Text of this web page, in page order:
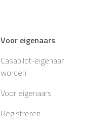
Voor eigenaars
Casapilot-eigenaar
worden
Voor eigenaars
Registreren